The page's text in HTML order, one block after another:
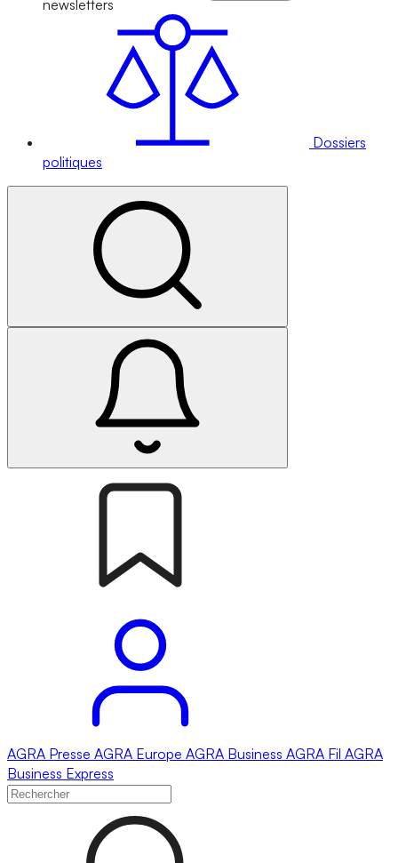
newsletters
Dossiers
politiques
AGRA Presse AGRA Europe AGRA Business AGRA Fil AGRA
Business Express